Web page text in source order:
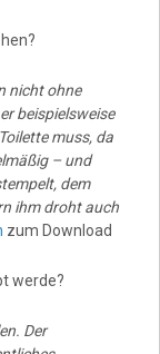
nicht ohne
beispielsweise
muss, da
– und
dem
ihm droht auch
zum Download
werde?
Der